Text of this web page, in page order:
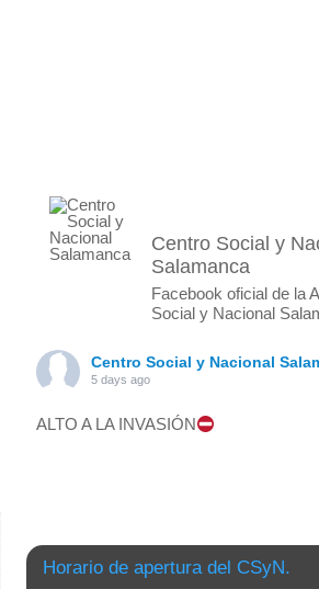
Centro Social y
Salamanca
Facebook oficial de la
Social y Nacional
Centro Social y Nacional
5 days ago
ALTO A LA INVASIÓN
3 months ago
Horario de apertura del CSyN.